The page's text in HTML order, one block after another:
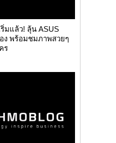
มแล้ว! ลุ้น ASUS
ง พร้อมชมภาพสวยๆ
ร